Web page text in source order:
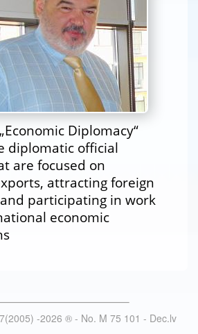
Diplomacy“
diplomatic official
are focused on
attracting foreign
participating in work
economic
-2026 ® - No. M 75 101 - Dec.lv